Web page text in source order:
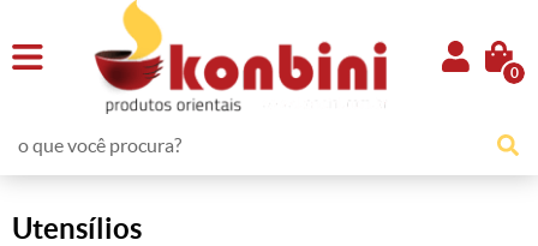
0
Utensílios